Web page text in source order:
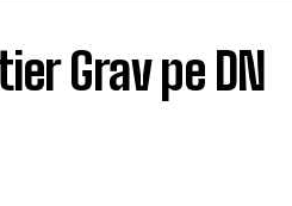
Grav pe DN